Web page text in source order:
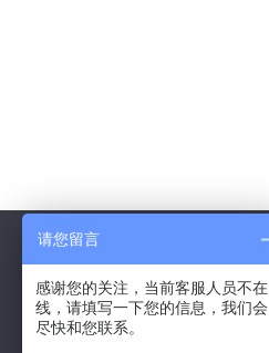
Contact Us
请您留言
感谢您的关注，当前客服人员不在
线，请填写一下您的信息，我们会
尽快和您联系。